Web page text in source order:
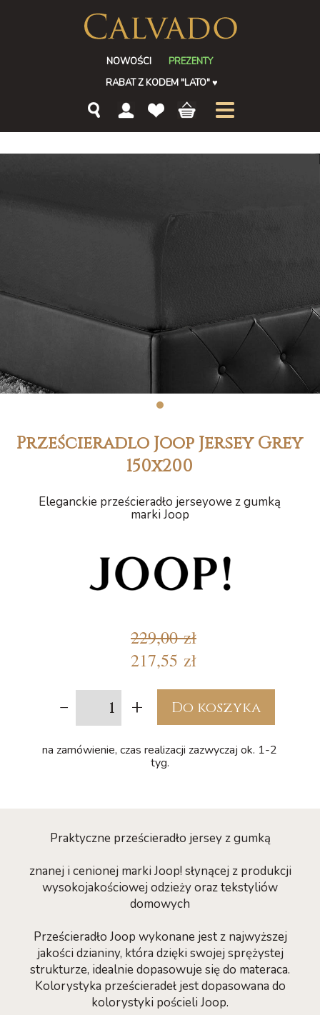
NOWOŚCI
PREZENTY
RABAT Z KODEM "LATO"♥
1
Prześcieradlo Joop Jersey Grey
150x200
Eleganckie prześcieradło jerseyowe z gumką
marki Joop
229,00 zł
217,55 zł
- + Do koszyka
na zamówienie, czas realizacji zazwyczaj ok. 1-2
tyg.
Praktyczne prześcieradło jersey z gumką
znanej i cenionej marki Joop! słynącej z produkcji
wysokojakościowej odzieży oraz tekstyliów
domowych
Prześcieradło Joop wykonane jest z najwyższej
jakości dzianiny, która dzięki swojej sprężystej
strukturze, idealnie dopasowuje się do materaca.
Kolorystyka prześcieradeł jest dopasowana do
kolorystyki pościeli Joop.